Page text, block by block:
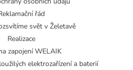
řád
svět v Želetavě
Realizace
zapojení WELAIK
elektrozařízení a baterií